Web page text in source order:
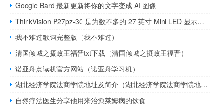
Google Bard 最新更新将你的文字变成 AI 图像
ThinkVision P27pz-30 是为数不多的 27 英寸 Mini LED 显示器之一
我不难过歌词完整版（我不难过）
清国倾城之摄政王福晋txt下载（清国倾城之摄政王福晋）
诺亚舟点读机官方网站（诺亚舟学习机）
湖北经济学院法商学院地址及简介（湖北经济学院法商学院地址）
自然疗法医生分享他用来治愈莱姆病的饮食